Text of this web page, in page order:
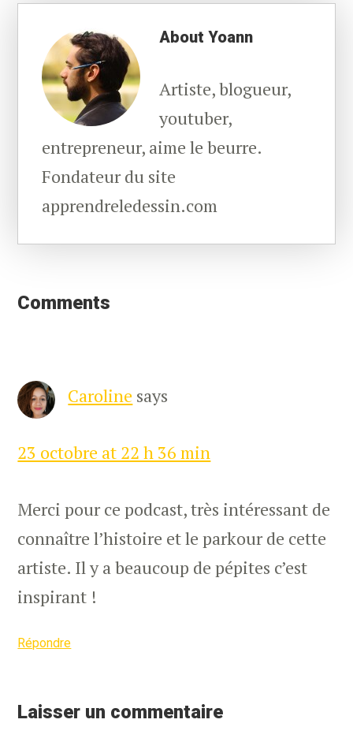
AboutYoann
Artiste, blogueur,
youtuber,
entrepreneur, aime le beurre.
Fondateur du site
apprendreledessin.com
Interactions
Comments
Caroline says
23 octobre at 22 h 36 min
Merci pour ce podcast, très intéressant de
connaître l’histoire et le parkour de cette
artiste. Il y a beaucoup de pépites c’est
inspirant !
Répondre
Laisser un commentaire